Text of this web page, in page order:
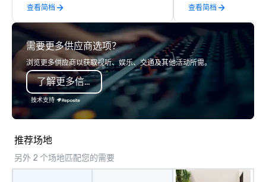
information, or send us your logo and
we will create an interactive
presentation highlighting your brand.
查看简档
massive gun turrets,
the heart of the
or racing against
ship in a thrilling
each experience
in unforgettable ways.
查看简档
需要更多供应商选项？
浏览更多供应商以获取视听、娱乐、交通及其他活动所需。
了解更多信息
技术支持
推荐场地
另外 2 个场地匹配您的需要